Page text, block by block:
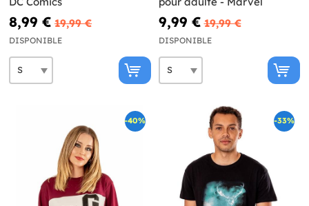
8,99 € 19,99 €
DISPONIBLE
9,99 € 19,99 €
DISPONIBLE
-40% -33%